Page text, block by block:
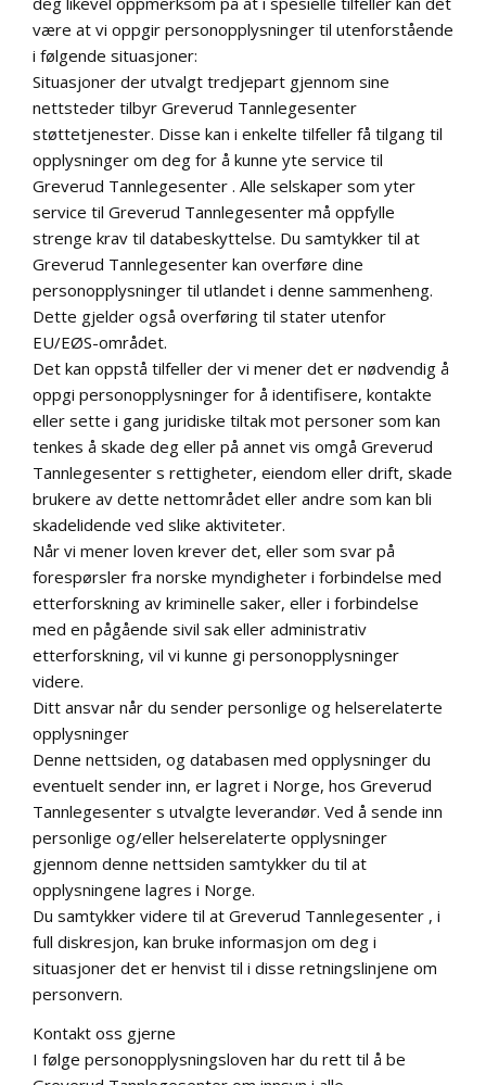
være at vi oppgir personopplysninger til utenforstående
i følgende situasjoner:
Situasjoner der utvalgt tredjepart gjennom sine
nettsteder tilbyr Greverud Tannlegesenter
støttetjenester. Disse kan i enkelte tilfeller få tilgang til
opplysninger om deg for å kunne yte service til
Greverud Tannlegesenter . Alle selskaper som yter
service til Greverud Tannlegesenter må oppfylle
strenge krav til databeskyttelse. Du samtykker til at
Greverud Tannlegesenter kan overføre dine
personopplysninger til utlandet i denne sammenheng.
Dette gjelder også overføring til stater utenfor
EU/EØS-området.
Det kan oppstå tilfeller der vi mener det er nødvendig å
oppgi personopplysninger for å identifisere, kontakte
eller sette i gang juridiske tiltak mot personer som kan
tenkes å skade deg eller på annet vis omgå Greverud
Tannlegesenter s rettigheter, eiendom eller drift, skade
brukere av dette nettområdet eller andre som kan bli
skadelidende ved slike aktiviteter.
Når vi mener loven krever det, eller som svar på
forespørsler fra norske myndigheter i forbindelse med
etterforskning av kriminelle saker, eller i forbindelse
med en pågående sivil sak eller administrativ
etterforskning, vil vi kunne gi personopplysninger
videre.
Ditt ansvar når du sender personlige og helserelaterte
opplysninger
Denne nettsiden, og databasen med opplysninger du
eventuelt sender inn, er lagret i Norge, hos Greverud
Tannlegesenter s utvalgte leverandør. Ved å sende inn
personlige og/eller helserelaterte opplysninger
gjennom denne nettsiden samtykker du til at
opplysningene lagres i Norge.
Du samtykker videre til at Greverud Tannlegesenter , i
full diskresjon, kan bruke informasjon om deg i
situasjoner det er henvist til i disse retningslinjene om
personvern.
Kontakt oss gjerne
I følge personopplysningsloven har du rett til å be